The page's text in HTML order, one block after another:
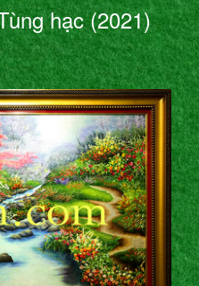
hạc (2021)